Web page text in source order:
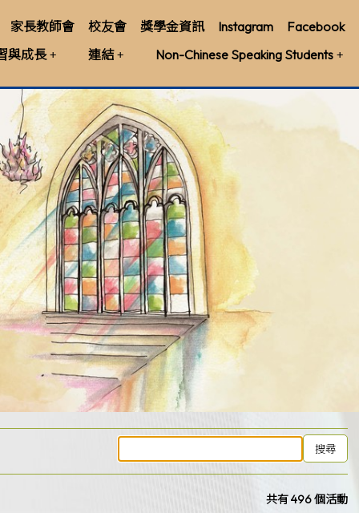
家長教師會 校友會 獎學金資訊 Instagram
Facebook
與成長
連結 Non-Chinese Speaking Students
共有 496 個活動